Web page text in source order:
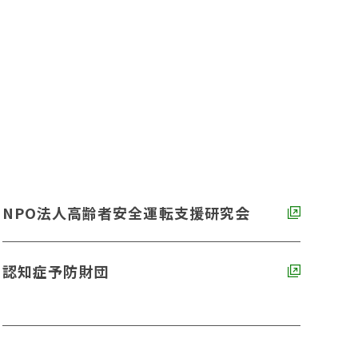
NPO法人高齢者安全運転支援研究会
認知症予防財団